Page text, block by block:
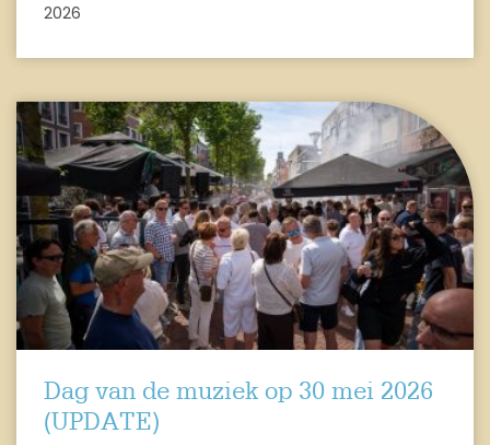
2026
Dag van de muziek op 30 mei 2026
(UPDATE)